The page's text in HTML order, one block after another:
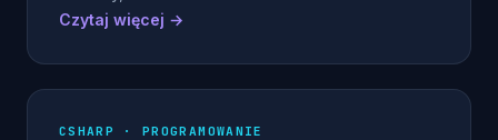
Czytaj więcej →
CSHARP · PROGRAMOWANIE